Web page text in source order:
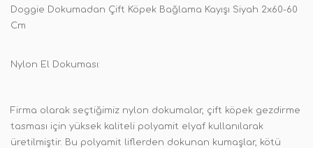
Doggie Dokumadan Çift Köpek Bağlama Kayışı Siyah 2x60-60
Cm
Nylon El Dokuması:
Firma olarak seçtiğimiz nylon dokumalar, çift köpek gezdirme
tasması için yüksek kaliteli polyamit elyaf kullanılarak
üretilmiştir. Bu polyamit liflerden dokunan kumaşlar, kötü